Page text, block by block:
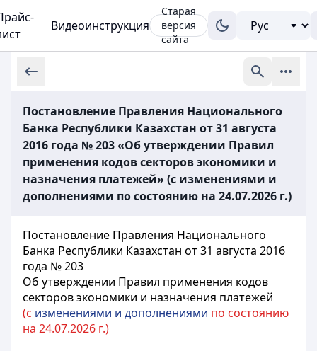
Видеоинструкция
Старая
версия
сайта
Постановление Правления Национального
Банка Республики Казахстан от 31 августа
2016 года № 203 «Об утверждении Правил
применения кодов секторов экономики и
назначения платежей» (с изменениями и
дополнениями по состоянию на 24.07.2026 г.)
Постановление Правления Национального
Банка Республики Казахстан от 31 августа 2016
года № 203
Об утверждении Правил применения кодов
секторов экономики и назначения платежей
(с изменениями и дополнениями по состоянию
на 24.07.2026 г.)